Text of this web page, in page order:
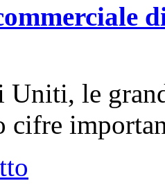
Uniti, le
cifre